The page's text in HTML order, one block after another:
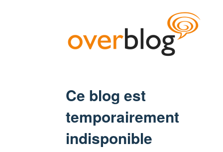
Ce blog est
temporairement
indisponible